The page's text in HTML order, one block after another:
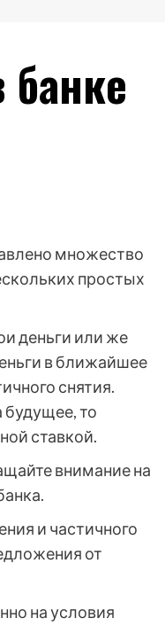
множество
простых
деньги или же
в ближайшее
снятия.
будущее, то
ставкой.
внимание на
и частичного
от
на условия